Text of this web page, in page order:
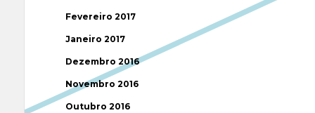
Fevereiro 2017
Janeiro 2017
Dezembro 2016
Novembro 2016
Outubro 2016